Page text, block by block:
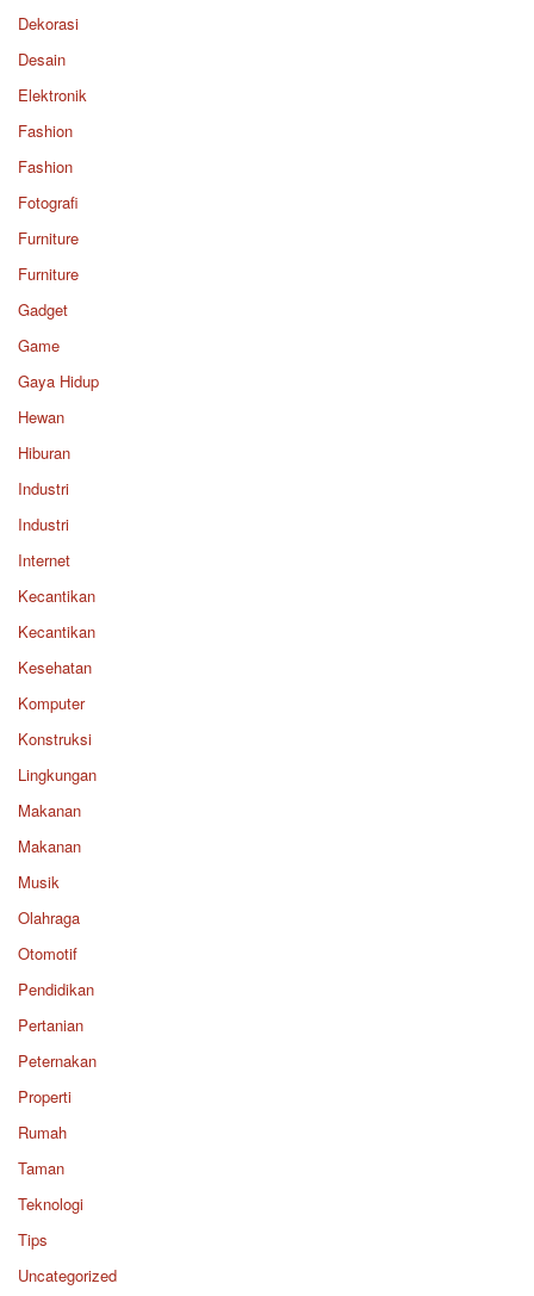
Dekorasi
Desain
Elektronik
Fashion
Fashion
Fotografi
Furniture
Furniture
Gadget
Game
Gaya Hidup
Hewan
Hiburan
Industri
Industri
Internet
Kecantikan
Kecantikan
Kesehatan
Komputer
Konstruksi
Lingkungan
Makanan
Makanan
Musik
Olahraga
Otomotif
Pendidikan
Pertanian
Peternakan
Properti
Rumah
Taman
Teknologi
Tips
Uncategorized